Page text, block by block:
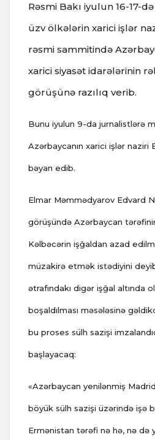
Rəsmi Bakı iyulun 16-17-
üzv ölkələrin xarici işlər
rəsmi sammitində
xarici siyasət idarələrinin
görüşünə razılıq verib.
Bunu iyulun 9-da jurnalistlərə
Azərbaycanın xarici işlər naziri
bəyan edib.
Elmar Məmmədyarov Edvard
görüşündə Azərbaycan
Kəlbəcərin işğaldan azad
müzakirə etmək istədiyini
ətrafındakı digər işğal altında
boşaldılması məsələsinə
bu proses sülh sazişi
başlayacaq:
«Azərbaycan yenilənmiş
böyük sülh sazişi üzərində işə
Ermənistan tərəfi nə hə, nə də